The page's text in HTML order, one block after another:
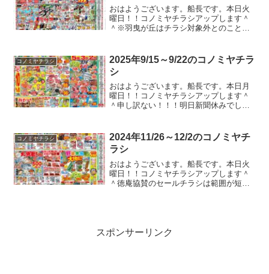
おはようございます。船長です。本日火
曜日！！コノミヤチラシアップします＾
＾※羽曳が丘はチラシ対象外とのこと。
クセス数も増えてきてうれしい限りで
す。Twitterのフ...
コノミヤチラシ
2025年9/15～9/22のコノミヤチラ
シ
おはようございます。船長です。本日月
曜日！！コノミヤチラシアップします＾
＾申し訳ない！！！明日新聞休みでし
す！！そんなこんなでチラシをドン！！
とりま、私はぼちぼちやりま...
コノミヤチラシ
2024年11/26～12/2のコノミヤチ
ラシ
おはようございます。船長です。本日火
曜日！！コノミヤチラシアップします＾
＾徳庵協賛のセールチラシは範囲が短い
スポンサーリンク